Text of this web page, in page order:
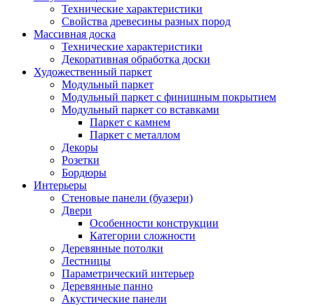
Технические характеристики
Свойства древесины разных пород
Массивная доска
Технические характеристики
Декоративная обработка доски
Художественный паркет
Модульный паркет
Модульный паркет с финишным покрытием
Модульный паркет со вставками
Паркет с камнем
Паркет с металлом
Декоры
Розетки
Бордюры
Интерьеры
Стеновые панели (буазери)
Двери
Особенности конструкции
Категории сложности
Деревянные потолки
Лестницы
Параметрический интерьер
Деревянные панно
Акустические панели